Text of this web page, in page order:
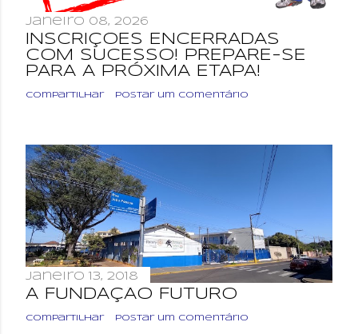
janeiro 08, 2026
INSCRIÇÕES ENCERRADAS
COM SUCESSO! PREPARE-SE
PARA A PRÓXIMA ETAPA!
Compartilhar Postar um comentário
janeiro 13, 2018
A FUNDAÇÃO FUTURO
Compartilhar Postar um comentário